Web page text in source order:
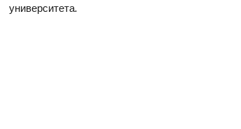
университета.